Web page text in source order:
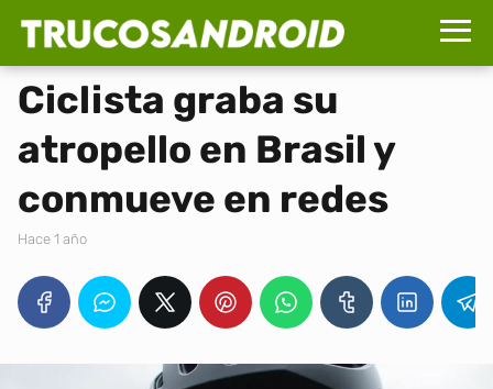
Ciclista graba su
atropello en Brasil y
conmueve en redes
hace 1 año